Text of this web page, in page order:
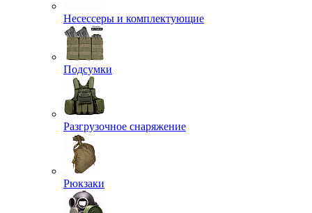
Несессеры и комплектующие
Подсумки
Разгрузочное снаряжение
Рюкзаки